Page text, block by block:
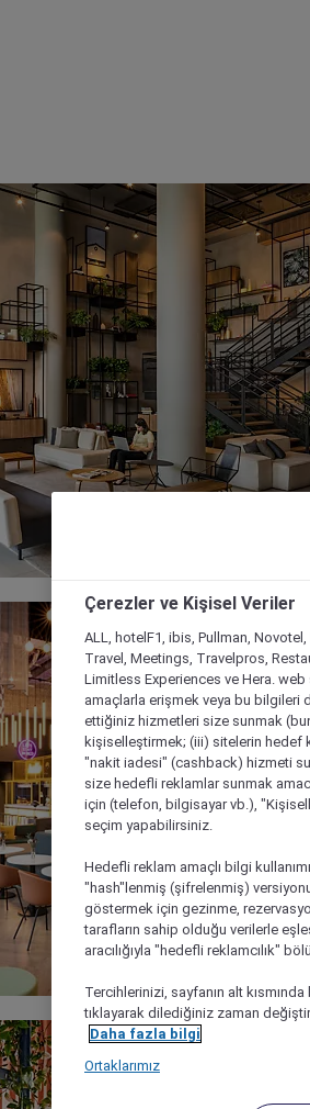
Çerezler ve Kişisel Veriler
ALL, hotelF1, ibis, Pullman,
Travel, Meetings, Travelpros,
Limitless Experiences ve Hera. web
amaçlarla erişmek veya bu bilgileri
ettiğiniz hizmetleri size sunmak
kişiselleştirmek; (iii) sitelerin hedef
"nakit iadesi" (cashback) hizmeti
size hedefli reklamlar sunmak
için (telefon, bilgisayar vb.),
seçim yapabilirsiniz.
Hedefli reklam amaçlı bilgi
"hash"lenmiş (şifrelenmiş)
göstermek için gezinme,
tarafların sahip olduğu verilerle
aracılığıyla "hedefli reklamcılık"
Tercihlerinizi, sayfanın alt
tıklayarak dilediğiniz zaman
Daha fazla bilgi
Ortaklarımız